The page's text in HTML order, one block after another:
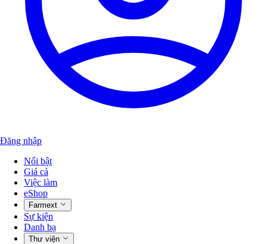
Đăng nhập
Nổi bật
Giá cả
Việc làm
eShop
Farmext
Sự kiện
Danh bạ
Thư viện